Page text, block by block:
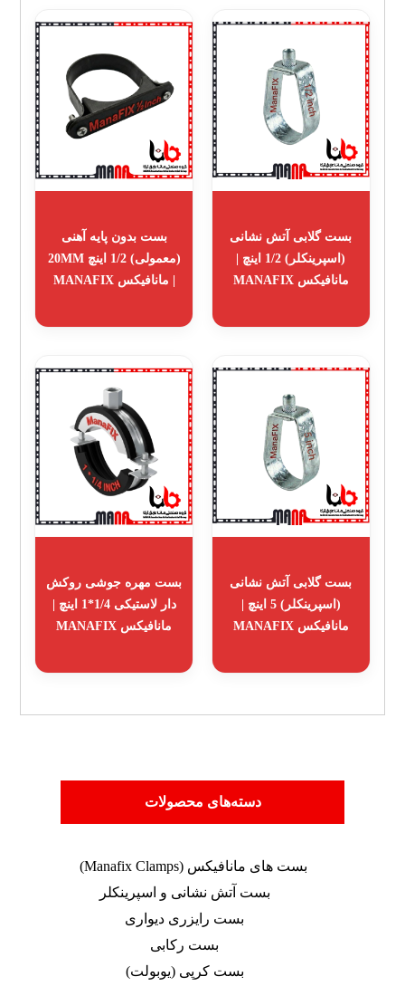
بست گلابی آتش نشانی
(اسپرینکلر) 1/2 اینچ |
مانافیکس MANAFIX
بست بدون پایه آهنی
(معمولی) 1/2 اینچ 20MM
| مانافیکس MANAFIX
بست گلابی آتش نشانی
(اسپرینکلر) 5 اینچ |
مانافیکس MANAFIX
بست مهره جوشی روکش
دار لاستیکی 1/4*1 اینچ |
مانافیکس MANAFIX
دسته‌های محصولات
بست های مانافیکس (Manafix Clamps)
بست آتش نشانی و اسپرینکلر
بست رایزری دیواری
بست رکابی
بست کرپی (یوبولت)